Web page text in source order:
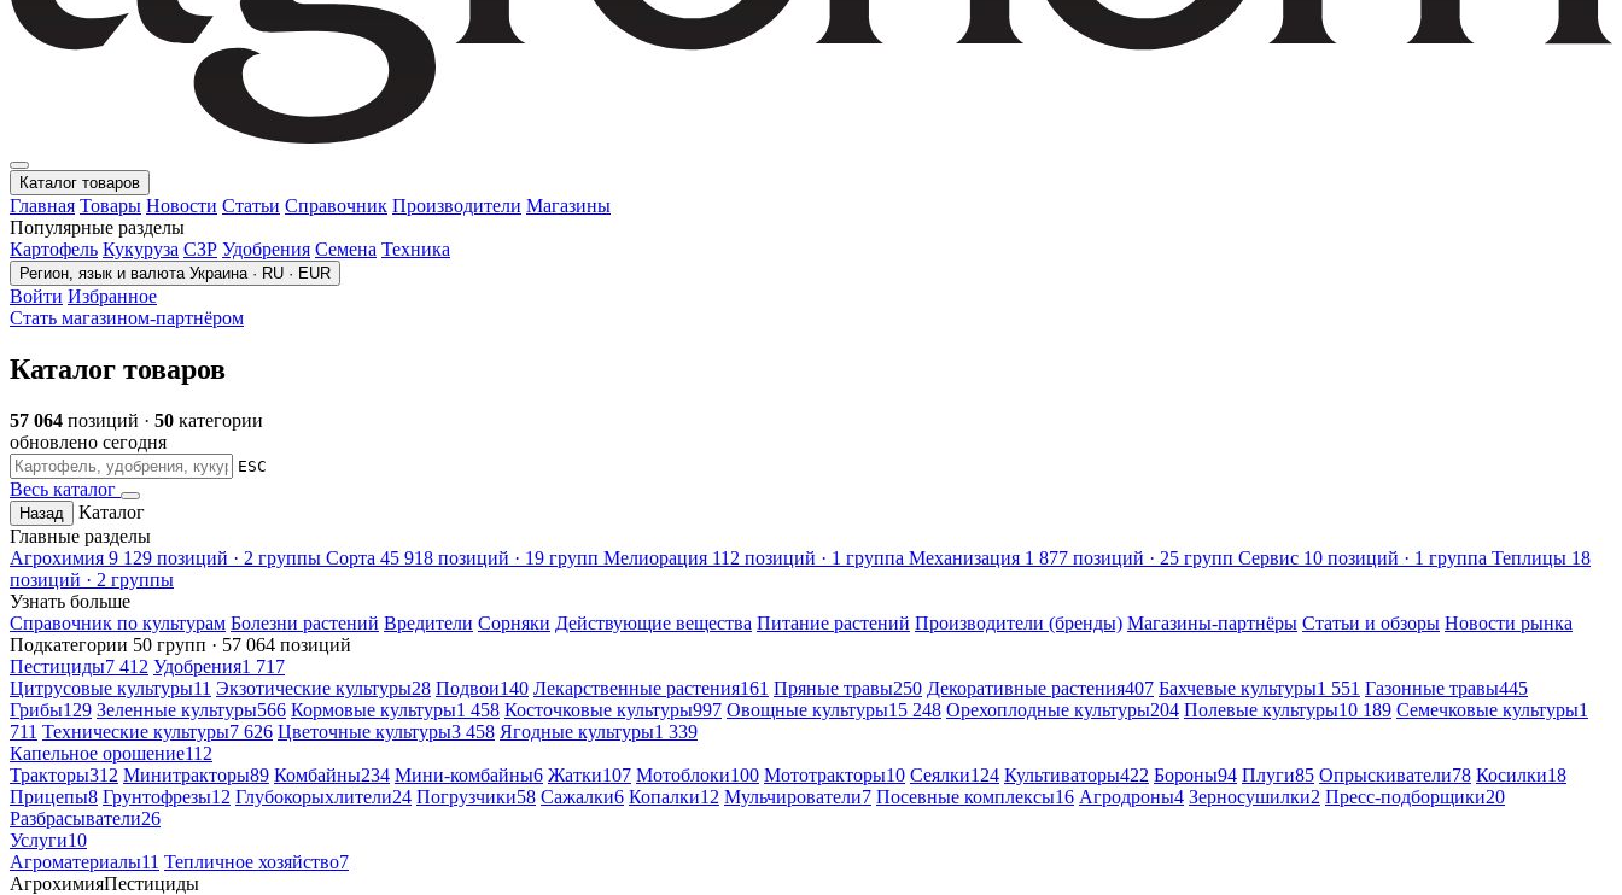
Каталог товаров
Главная Товары Новости Статьи Справочник Производители Магазины
Популярные разделы
Картофель Кукуруза СЗР Удобрения Семена Техника
Регион, язык и валюта Украина · RU · EUR
Войти Избранное
Стать магазином-партнёром
Каталог товаров
57 064 позиций · 50 категории
обновлено сегодня
ESC
Весь каталог
Назад
Каталог
Главные разделы
Агрохимия 9 129 позиций · 2 группы Сорта 45 918 позиций · 19 групп Мелиорация 112 позиций · 1 группа Механизация 1 877 позиций · 25 групп Сервис 10 позиций · 1 группа Теплицы 18
позиций · 2 группы
Узнать больше
Справочник по культурам Болезни растений Вредители Сорняки Действующие вещества Питание растений Производители (бренды) Магазины-партнёры Статьи и обзоры Новости рынка
Подкатегории 50 групп · 57 064 позиций
Пестициды7 412 Удобрения1 717
Цитрусовые культуры11 Экзотические культуры28 Подвои140 Лекарственные растения161 Пряные травы250 Декоративные растения407 Бахчевые культуры1 551 Газонные травы445
Грибы129 Зеленные культуры566 Кормовые культуры1 458 Косточковые культуры997 Овощные культуры15 248 Орехоплодные культуры204 Полевые культуры10 189 Семечковые культуры1
711 Технические культуры7 626 Цветочные культуры3 458 Ягодные культуры1 339
Капельное орошение112
Тракторы312 Минитракторы89 Комбайны234 Мини-комбайны6 Жатки107 Мотоблоки100 Мототракторы10 Сеялки124 Культиваторы422 Бороны94 Плуги85 Опрыскиватели78 Косилки18
Прицепы8 Грунтофрезы12 Глубокорыхлители24 Погрузчики58 Сажалки6 Копалки12 Мульчирователи7 Посевные комплексы16 Агродроны4 Зерносушилки2 Пресс-подборщики20
Разбрасыватели26
Услуги10
Агроматериалы11 Тепличное хозяйство7
АгрохимияПестициды